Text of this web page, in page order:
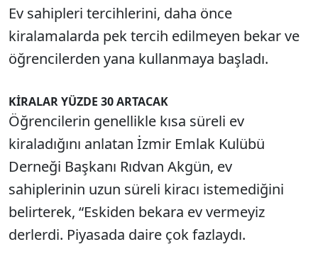
Ev sahipleri tercihlerini, daha önce
kiralamalarda pek tercih edilmeyen bekar ve
öğrencilerden yana kullanmaya başladı.
KİRALAR YÜZDE 30 ARTACAK
Öğrencilerin genellikle kısa süreli ev
kiraladığını anlatan İzmir Emlak Kulübü
Derneği Başkanı Rıdvan Akgün, ev
sahiplerinin uzun süreli kiracı istemediğini
belirterek, “Eskiden bekara ev vermeyiz
derlerdi. Piyasada daire çok fazlaydı.